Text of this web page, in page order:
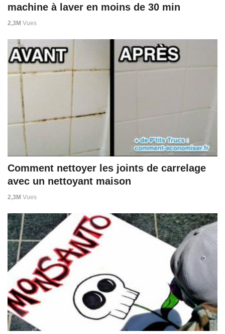
machine à laver en moins de 30 min
2,3M Vues
Comment nettoyer les joints de carrelage
avec un nettoyant maison
2,3M Vues